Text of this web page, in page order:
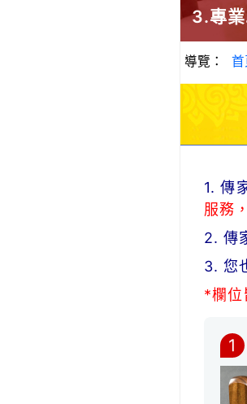
3.專
導覽： 首
1. 傳
服務
2. 傳
3. 您
*欄位
1